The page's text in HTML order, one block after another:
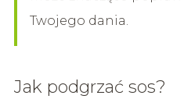
Twojego dania.
Jak podgrzać sos?